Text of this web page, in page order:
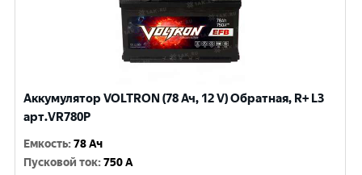
Аккумулятор VOLTRON (78 Ач, 12 V) Обратная, R+ L3
арт.VR780P
Емкость:78 Ач
Пусковой ток:750 A